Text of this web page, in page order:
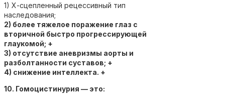
1) Х-сцепленный рецессивный тип
наследования;
2) более тяжелое поражение глаз с
вторичной быстро прогрессирующей
глаукомой; +
3) отсутствие аневризмы аорты и
разболтанности суставов; +
4) снижение интеллекта. +
10. Гомоцистинурия — это: